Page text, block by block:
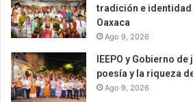
tradición e
Oaxaca
Ago 9, 2026
IEEPO y Gobierno
poesía y la riqueza
Ago 9, 2026